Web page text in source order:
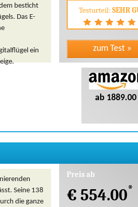
besticht
Das E-
ein
Testurteil: SEHR
ab 1889.00
Seine 138
die ganze
Preis ab
€ 554.00*